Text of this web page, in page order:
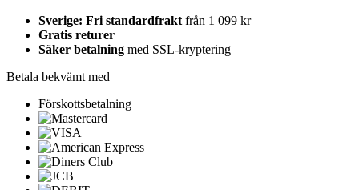
Sverige: Fri standardfrakt från 1 099 kr
Gratis returer
Säker betalning med SSL-kryptering
Betala bekvämt med
Förskottsbetalning